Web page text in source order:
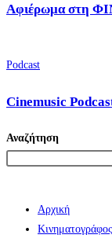
Αφιέρωμα στη
Podcast
Cinemusic
Αναζήτηση
Αρχική
Κινηματογράφος